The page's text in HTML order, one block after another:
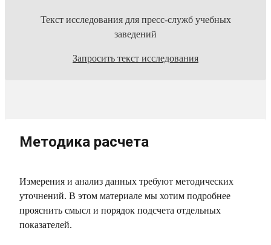
Текст исследования для пресс-служб учебных
заведений
Запросить текст исследования
Методика расчета
Измерения и анализ данных требуют методических
уточнений. В этом материале мы хотим подробнее
прояснить смысл и порядок подсчета отдельных
показателей.